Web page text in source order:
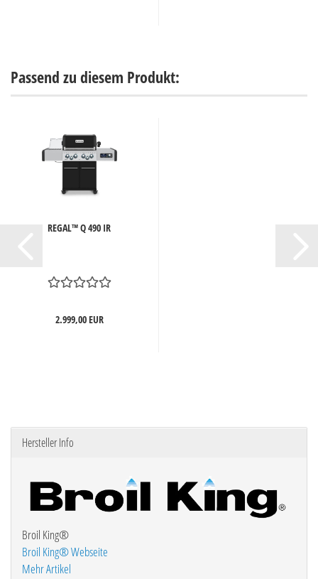
Passend zu diesem Produkt:
REGAL™ Q 490 IR
2.999,00 EUR
Hersteller Info
Broil King®
Broil King® Webseite
Mehr Artikel